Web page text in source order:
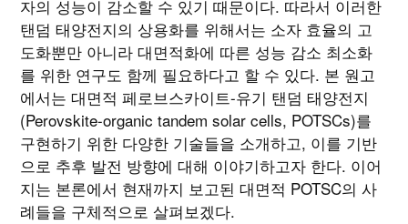
자의 성능이 감소할 수 있기 때문이다. 따라서 이러한
탠덤 태양전지의 상용화를 위해서는 소자 효율의 고
도화뿐만 아니라 대면적화에 따른 성능 감소 최소화
를 위한 연구도 함께 필요하다고 할 수 있다. 본 원고
에서는 대면적 페로브스카이트-유기 탠덤 태양전지
(Perovskite-organic tandem solar cells, POTSCs)를
구현하기 위한 다양한 기술들을 소개하고, 이를 기반
으로 추후 발전 방향에 대해 이야기하고자 한다. 이어
지는 본론에서 현재까지 보고된 대면적 POTSC의 사
례들을 구체적으로 살펴보겠다.